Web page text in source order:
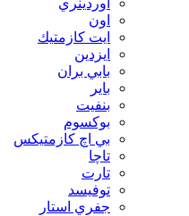
اون
ايت كازمتيك
ايزدين
بابي بران
بایر
بنفيت
بوكسوم
بي اچ كازمتيكس
تاچا
تارت
توفيسد
جفري استار